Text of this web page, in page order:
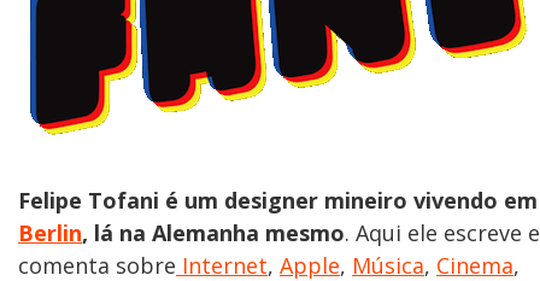
Felipe Tofani é um designer mineiro vivendo em
Berlin, lá na Alemanha mesmo. Aqui ele escreve e
comenta sobre Internet, Apple, Música, Cinema,